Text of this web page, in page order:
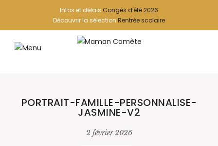
Infos et délais Congés d'été 2026
Découvrir la sélection Rentrée scolaire
PORTRAIT-FAMILLE-PERSONNALISE-
JASMINE-V2
2 février 2026